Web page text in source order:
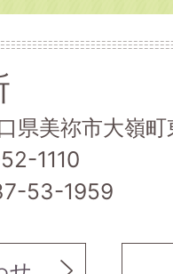
県美祢市大嶺
1110
53-1959